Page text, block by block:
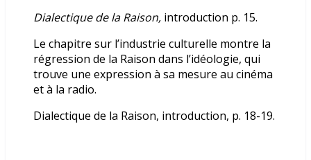
Dialectique de la Raison, introduction p. 15.
Le chapitre sur l’industrie culturelle montre la
régression de la Raison dans l’idéologie, qui
trouve une expression à sa mesure au cinéma
et à la radio.
Dialectique de la Raison, introduction, p. 18-19.